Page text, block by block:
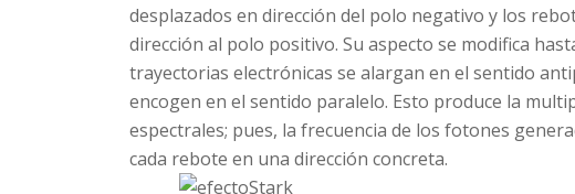
desplazados en dirección del polo negativo y los
dirección al polo positivo. Su aspecto se modifica
trayectorias electrónicas se alargan en el sentido
encogen en el sentido paralelo. Esto produce la
espectrales; pues, la frecuencia de los fotones
cada rebote en una dirección concreta.